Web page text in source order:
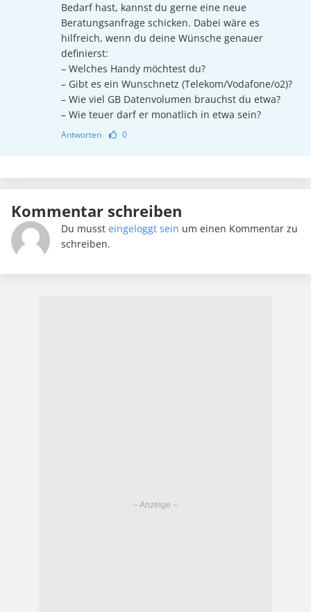
Bedarf hast, kannst du gerne eine neue
Beratungsanfrage schicken. Dabei wäre es
hilfreich, wenn du deine Wünsche genauer
definierst:
– Welches Handy möchtest du?
– Gibt es ein Wunschnetz (Telekom/Vodafone/o2)?
– Wie viel GB Datenvolumen brauchst du etwa?
– Wie teuer darf er monatlich in etwa sein?
Antworten 0
Kommentar schreiben
Du musst eingeloggt sein um einen Kommentar zu
schreiben.